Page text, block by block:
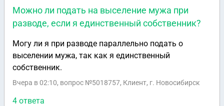
Можно ли подать на выселение мужа при
разводе, если я единственный собственник?
Могу ли я при разводе параллельно подать о
выселении мужа, так как я единственный
собственник.
Вчера в 02:10, вопрос №5018757, Клиент, г. Новосибирск
4 ответа